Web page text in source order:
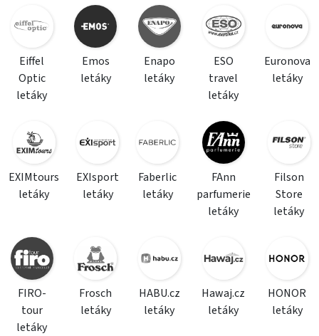
Eiffel
Optic
letáky
Emos
letáky
Enapo
letáky
ESO
travel
letáky
Euronova
letáky
EXIMtours
letáky
EXIsport
letáky
Faberlic
letáky
FAnn
parfumerie
letáky
Filson
Store
letáky
FIRO-
tour
letáky
Frosch
letáky
HABU.cz
letáky
Hawaj.cz
letáky
HONOR
letáky